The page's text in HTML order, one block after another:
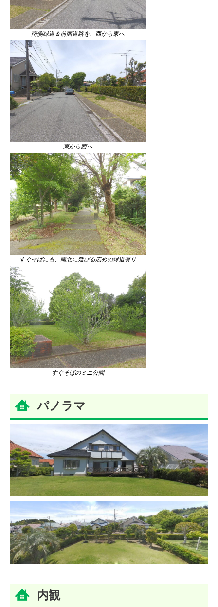
南側緑道＆前面道路を、西から東へ
東から西へ
すぐそばにも、南北に延びる広めの緑道有り
すぐそばのミニ公園
パノラマ
内観